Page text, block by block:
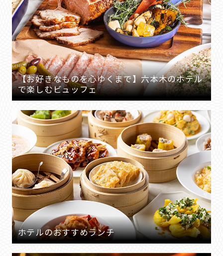
【お好きなものを心ゆくまで】六本木のホテル
で楽しむビュッフェ
ホテルのおすすめランチ